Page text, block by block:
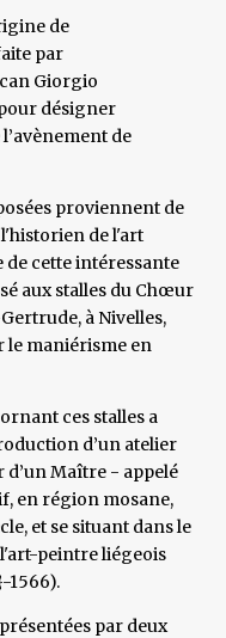
de
par
Giorgio
pour désigner
de
proviennent de
de l'art
de cette intéressante
aux stalles du Chœur
à Nivelles,
le maniérisme en
ces stalles a
d’un atelier
Maître - appelé
en région mosane,
et se situant dans le
peintre liégeois
1566).
par deux